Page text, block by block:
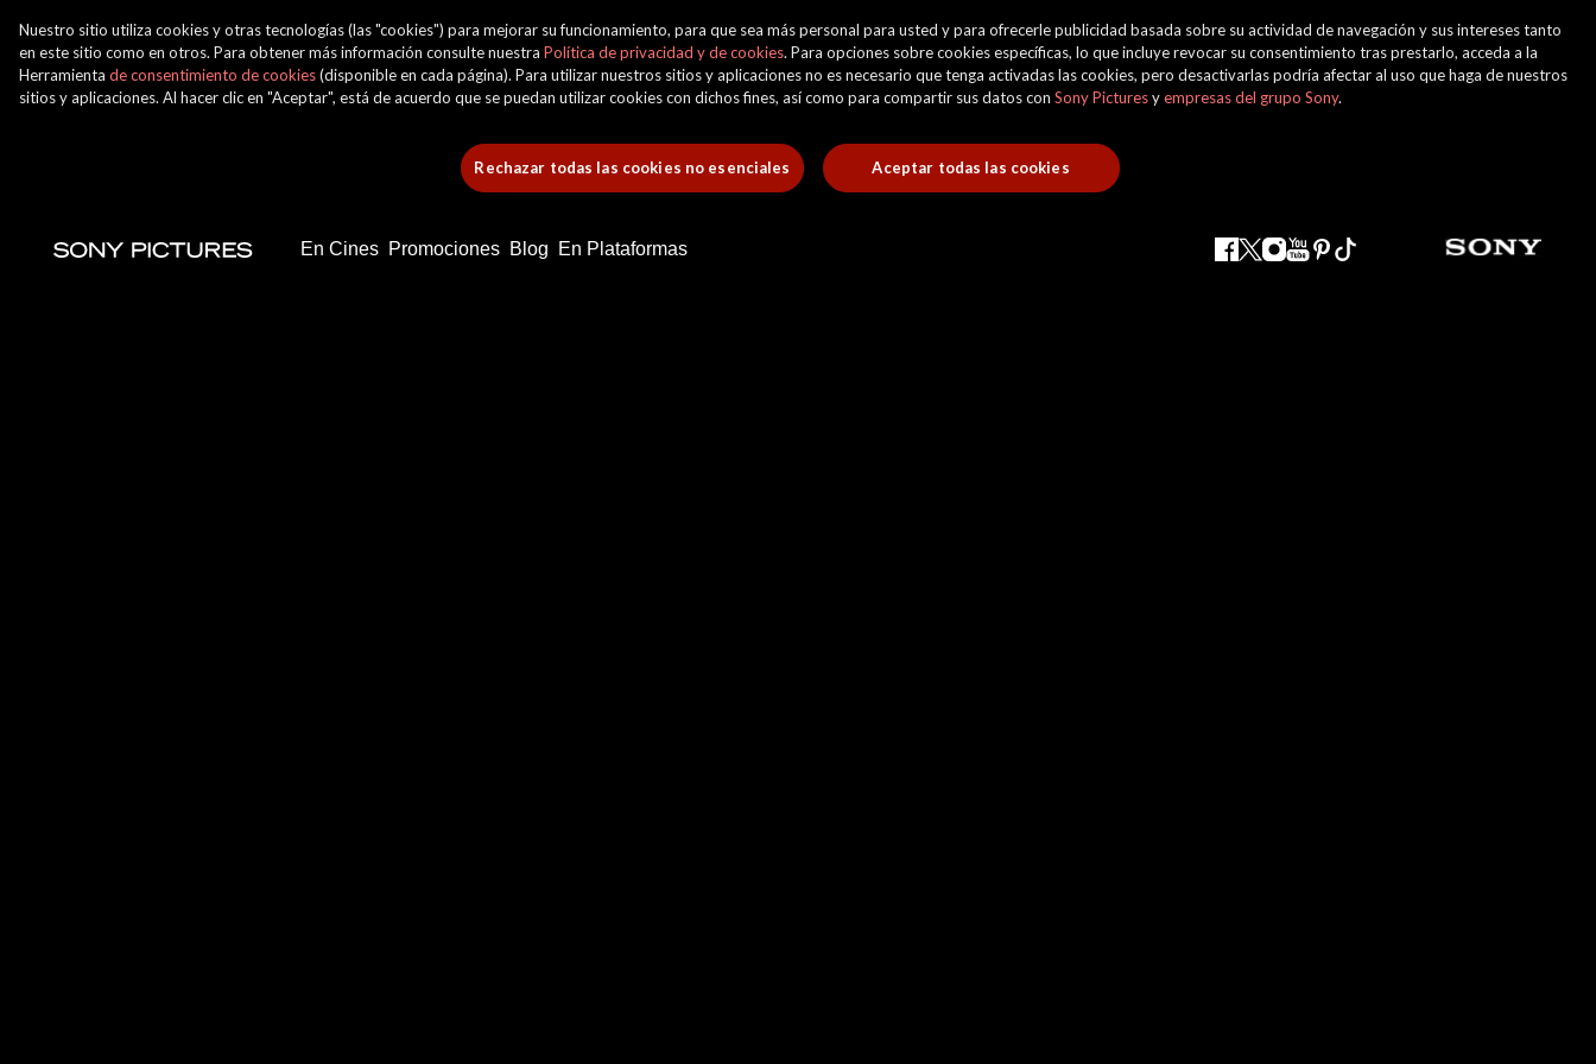
En Cines Promociones Blog En Plataformas
Nuestro sitio utiliza cookies y otras tecnologías (las "cookies") para mejorar su funcionamiento, para que sea más personal para usted y para ofrecerle publicidad basada sobre su actividad de navegación y sus intereses tanto
en este sitio como en otros. Para obtener más información consulte nuestra Política de privacidad y de cookies. Para opciones sobre cookies específicas, lo que incluye revocar su consentimiento tras prestarlo, acceda a la
Herramienta de consentimiento de cookies(disponible en cada página). Para utilizar nuestros sitios y aplicaciones no es necesario que tenga activadas las cookies, pero desactivarlas podría afectar al uso que haga de nuestros
sitios y aplicaciones. Al hacer clic en "Aceptar", está de acuerdo que se puedan utilizar cookies con dichos fines, así como para compartir sus datos con Sony Picturesyempresas del grupo Sony.
Rechazar todas las cookies no esenciales Aceptar todas las cookies